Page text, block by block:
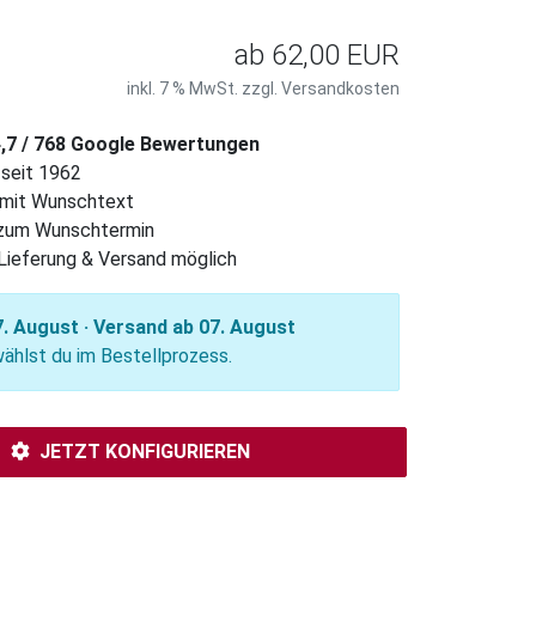
ab 62,00 EUR
inkl. 7 % MwSt. zzgl. Versandkosten
/ 768 Google Bewertungen
1962
Wunschtext
Wunschtermin
& Versand möglich
August · Versand ab 07. August
du im Bestellprozess.
JETZT KONFIGURIEREN